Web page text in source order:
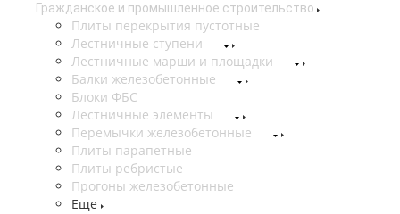
Гражданское и промышленное строительство
Плиты перекрытия пустотные
Лестничные ступени
Лестничные марши и площадки
Балки железобетонные
Блоки ФБС
Лестничные элементы
Перемычки железобетонные
Плиты парапетные
Плиты ребристые
Прогоны железобетонные
Еще